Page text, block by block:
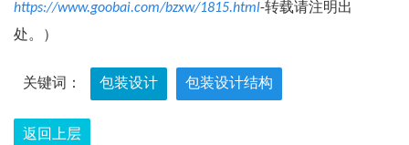
https://www.goobai.com/bzxw/1815.html-转载请注明出
处。）
关键词： 包装设计 包装设计结构
返回上层